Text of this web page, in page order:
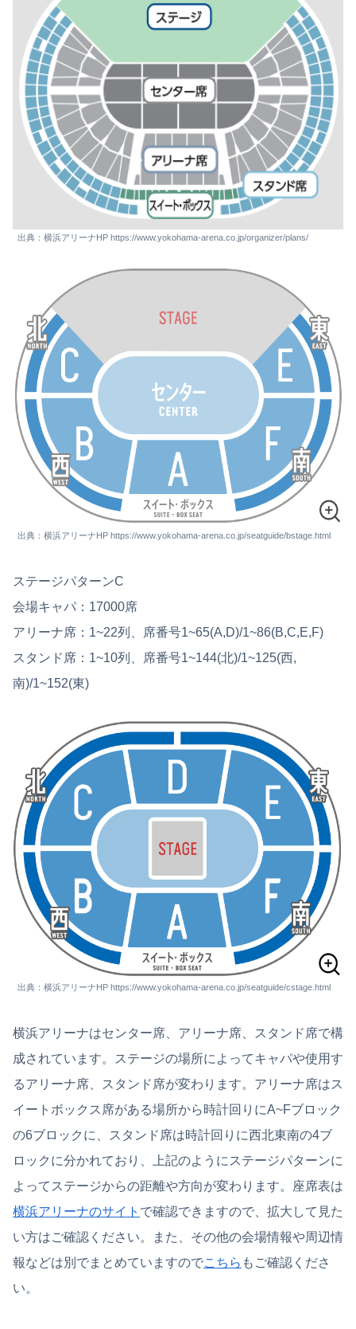
出典：横浜アリーナHP https://www.yokohama-arena.co.jp/organizer/plans/
出典：横浜アリーナHP https://www.yokohama-arena.co.jp/seatguide/bstage.html
ステージパターンC
会場キャパ：17000席
アリーナ席：1~22列、席番号1~65(A,D)/1~86(B,C,E,F)
スタンド席：1~10列、席番号1~144(北)/1~125(西,
南)/1~152(東)
出典：横浜アリーナHP https://www.yokohama-arena.co.jp/seatguide/cstage.html
横浜アリーナはセンター席、アリーナ席、スタンド席で構
成されています。ステージの場所によってキャパや使用す
るアリーナ席、スタンド席が変わります。アリーナ席はス
イートボックス席がある場所から時計回りにA~Fブロック
の6ブロックに、スタンド席は時計回りに西北東南の4ブ
ロックに分かれており、上記のようにステージパターンに
よってステージからの距離や方向が変わります。座席表は
横浜アリーナのサイト で確認できますので、拡大して見た
い方はご確認ください。また、その他の会場情報や周辺情
報などは別でまとめていますのでこちら もご確認くださ
い。